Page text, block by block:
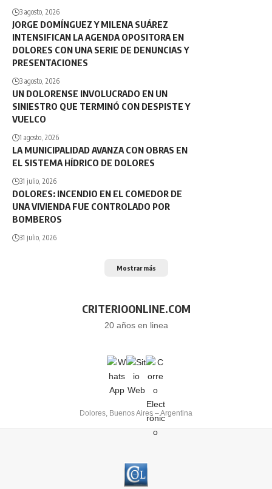
3 agosto, 2026
JORGE DOMÍNGUEZ Y MILENA SUÁREZ
INTENSIFICAN LA AGENDA OPOSITORA EN
DOLORES CON UNA SERIE DE DENUNCIAS Y
PRESENTACIONES
3 agosto, 2026
UN DOLORENSE INVOLUCRADO EN UN
SINIESTRO QUE TERMINÓ CON DESPISTE Y
VUELCO
1 agosto, 2026
LA MUNICIPALIDAD AVANZA CON OBRAS EN
EL SISTEMA HÍDRICO DE DOLORES
31 julio, 2026
DOLORES: INCENDIO EN EL COMEDOR DE
UNA VIVIENDA FUE CONTROLADO POR
BOMBEROS
31 julio, 2026
Mostrar más
CRITERIOONLINE.COM
20 años en linea
Dolores, Buenos Aires – Argentina